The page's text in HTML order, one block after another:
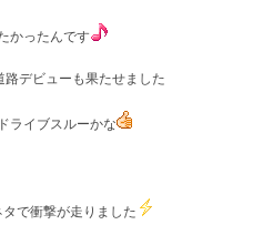
かったんです
路デビューも果たせました
ライブスルーかな
で衝撃が走りました